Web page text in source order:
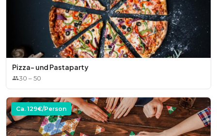
Pizza- und Pastaparty
30 –50
Ca. 129€/Person